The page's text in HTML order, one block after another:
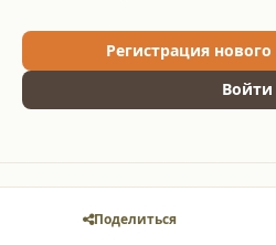
Регистрация
Войти
Поделиться